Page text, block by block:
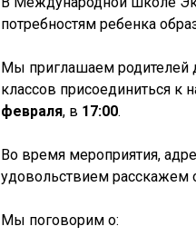
потребностям ребенка
Мы приглашаем родителей
классов присоединиться к
февраля, в 17:00.
Во время мероприятия,
удовольствием расскажем
Мы поговорим о: